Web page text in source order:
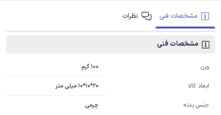
مشخصات فنی نظرات
مشخصات فنی
وزن 100 گرم
ابعاد کالا 20*10*10 میلی متر
جنس بدنه چرمی